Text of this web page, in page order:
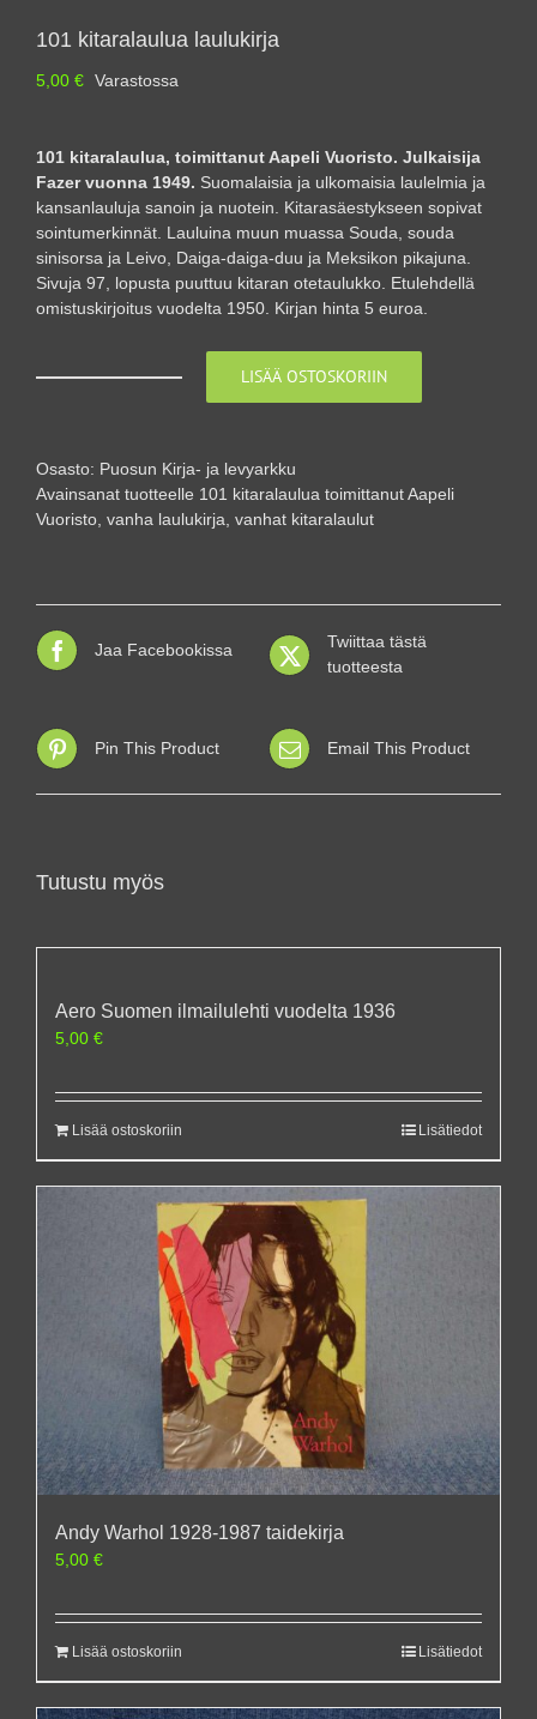
101 kitaralaulua laulukirja
5,00 € Varastossa
101 kitaralaulua, toimittanut Aapeli Vuoristo. Julkaisija
Fazer vuonna 1949. Suomalaisia ja ulkomaisia laulelmia ja
kansanlauluja sanoin ja nuotein. Kitarasäestykseen sopivat
sointumerkinnät. Lauluina muun muassa Souda, souda
sinisorsa ja Leivo, Daiga-daiga-duu ja Meksikon pikajuna.
Sivuja 97, lopusta puuttuu kitaran otetaulukko. Etulehdellä
omistuskirjoitus vuodelta 1950. Kirjan hinta 5 euroa.
määrä
LISÄÄ OSTOSKORIIN
Osasto: Puosun Kirja- ja levyarkku
Avainsanat tuotteelle 101 kitaralaulua toimittanut Aapeli
Vuoristo, vanha laulukirja, vanhat kitaralaulut
Jaa Facebookissa
Twiittaa tästä
tuotteesta
Pin This Product Email This Product
Tutustu myös
Aero Suomen ilmailulehti vuodelta 1936
5,00 €
Lisää ostoskoriin Lisätiedot
Andy Warhol 1928-1987 taidekirja
5,00 €
Lisää ostoskoriin Lisätiedot